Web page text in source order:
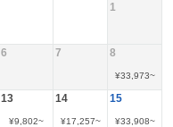
1
6 7 8
¥33,973~
13
¥9,802~
14
¥17,257~
15
¥33,908~